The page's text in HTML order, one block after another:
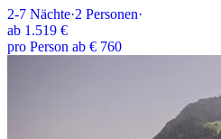
2-7 Nächte·2 Personen·
ab 1.519 €
pro Person ab € 760